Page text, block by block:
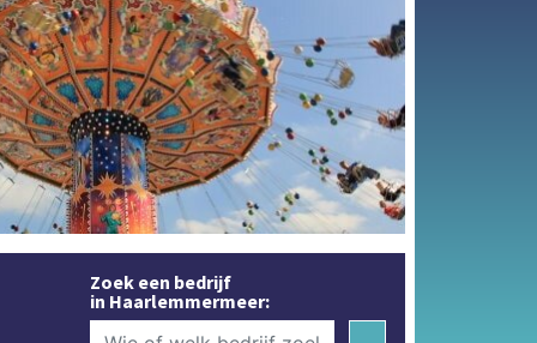
Zoek een bedrijf
in Haarlemmermeer: